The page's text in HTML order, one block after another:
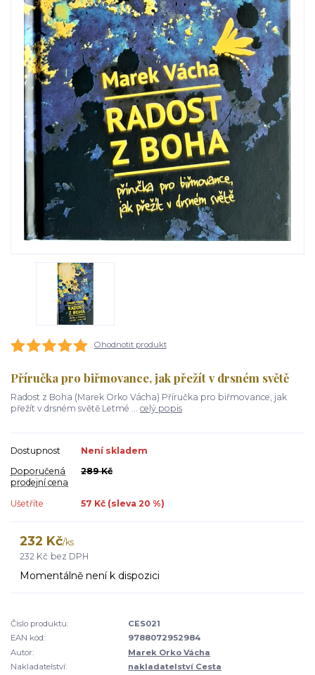
Ohodnotit produkt
Příručka pro biřmovance, jak přežít v drsném světě
Radost z Boha (Marek Orko Vácha) Příručka pro biřmovance, jak
přežít v drsném světě Letmé ... celý popis
Dostupnost
Není skladem
Doporučená
prodejní cena
289 Kč
Ušetříte 57 Kč (sleva 20 %)
232 Kč/ks
232 Kč bez DPH
Momentálně není k dispozici
Číslo produktu:
CES021
EAN kód:
9788072952984
Autor:
Marek Orko Vácha
Nakladatelství:
nakladatelství Cesta